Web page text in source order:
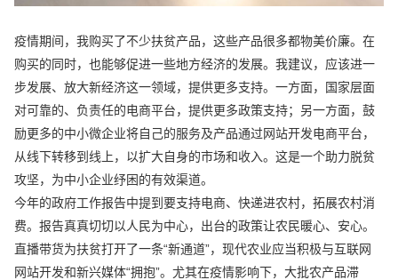
疫情期间，我购买了不少扶贫产品，这些产品很多都物美价廉。在
购买的同时，也能够促进一些地方经济的发展。我建议，应该进一
步发展、放大新经济这一领域，提供更多支持。一方面，国家层面
对可靠的、负责任的电商平台，提供更多政策支持；另一方面，鼓
励更多的中小微企业将自己的服务及产品通过网站开发电商平台，
从线下转移到线上，以扩大自身的市场和收入。这是一个助力脱贫
攻坚，为中小企业纾困的有效渠道。
今年的政府工作报告中提到要支持电商、快递进农村，拓展农村消
费。报告真真切切以人民为中心，出台的政策让农民暖心、安心。
直播带货为扶贫打开了一条“新通道”，现代农业应当积极与互联网
网站开发和新兴媒体“拥抱”。尤其在疫情影响下，大批农产品滞